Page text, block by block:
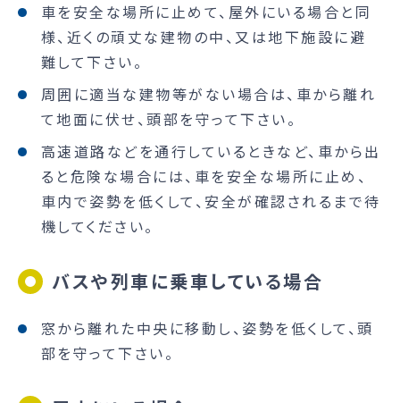
車を安全な場所に止めて、屋外にいる場合と同
様、近くの頑丈な建物の中、又は地下施設に避
難して下さい。
周囲に適当な建物等がない場合は、車から離れ
て地面に伏せ、頭部を守って下さい。
高速道路などを通行しているときなど、車から出
ると危険な場合には、車を安全な場所に止め、
車内で姿勢を低くして、安全が確認されるまで待
機してください。
バスや列車に乗車している場合
窓から離れた中央に移動し、姿勢を低くして、頭
部を守って下さい。